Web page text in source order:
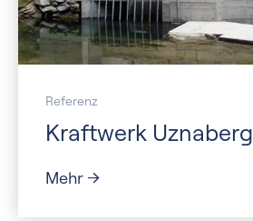
Referenz
Kraftwerk Uznaberg
Mehr